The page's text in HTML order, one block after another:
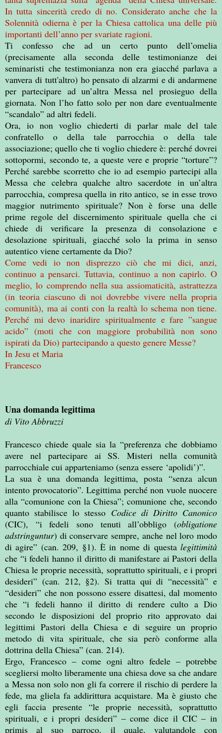
In tutta sincerità credo di no. Considerato anche che la
Solennità odierna è per la Chiesa cattolica una delle più
importanti dell’anno per svariate ragioni.
Ti confesso che ad un certo punto dell’omelia
(precisamente alla seconda delle testimonianze dei
seminaristi che testimonianza non era giacché parlava a
vanvera di tutt'altro) ho pensato di alzarmi e di andarmene
per partecipare ad un’altra Messa nel prosieguo della
giornata. Non l’ho fatto solo per non dare eventualmente
“scandalo” ad altri fedeli.
Ora, io non voglio chiederti di parlar male del tale
confratello o della tale parrocchia o della tale
associazione; quello che ti voglio chiedere è: perché dovrei
sottopormi, secondo te, a queste vere e proprie “torture”?
Perché sarebbe scorretto che io ad esempio partecipi alla
Messa che celebra qualche altro sacerdote in un’altra
parrocchia, compresa quella in rito antico, se in esse trovo
maggior nutrimento spirituale? Non è forse una delle
prime regole del discernimento spirituale quella che ci
chiede di verificare la presenza di consolazione e
desolazione spirituali, giacché solo la prima in senso
autentico viene certamente da Dio?
Come vedi io non disprezzo ciò che mi dici, anzi,
continuo a pensarci. Tuttavia, continuo a non capirlo. O
meglio, lo comprendo nella sua assiomaticità, astrattezza
(in teoria ciascuno di noi dovrebbe vivere nella propria
comunità), ma ai conti con la realtà lo schema non tiene.
Perché mi devo inaridire spiritualmente e fare ”sangue
acido” (moti che con maggiore probabilità non sono
ispirati da Dio) partecipando a questo genere Messe?
In Jesu et Maria
Francesco
Una domanda legittima
di Vito Abbruzzi
Francesco chiede quale sia la “preferenza che dobbiamo
avere nel partecipare ai SS. Misteri nella comunità
parrocchiale cui apparteniamo (senza essere ‘apolidi’)”.
La sua è una domanda legittima, posta “senza alcun
intento provocatorio”. Legittima perché non vuole nuocere
alla “comunione con la Chiesa”; comunione che, secondo
quanto stabilisce lo stesso Codice di Diritto Canonico
(CIC), “i fedeli sono tenuti all’obbligo (obligatione
adstringuntur) di conservare sempre, anche nel loro modo
di agire” (can. 209, §1). È in nome di questa legittimità
che “i fedeli hanno il diritto di manifestare ai Pastori della
Chiesa le proprie necessità, soprattutto spirituali, e i propri
desideri” (can. 212, §2). Si tratta qui di “necessità” e
“desideri” che non possono essere disattesi, dal momento
che “i fedeli hanno il diritto di rendere culto a Dio
secondo le disposizioni del proprio rito approvato dai
legittimi Pastori della Chiesa e di seguire un proprio
metodo di vita spirituale, che sia però conforme alla
dottrina della Chiesa” (can. 214).
Ergo, Francesco – come ogni altro fedele – potrebbe
scegliersi molto liberamente una chiesa dove sa che andare
a Messa non solo non gli fa correre il rischio di perdere la
fede, ma gliela fa addirittura acquistare. Ma è giusto che
egli faccia presente “le proprie necessità, soprattutto
spirituali, e i propri desideri” – come dice il CIC – in
primis al suo parroco, il quale, valutandole con